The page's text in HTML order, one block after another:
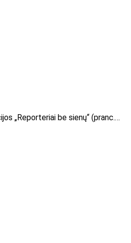
„Reporteriai be sienų“ (pranc.…